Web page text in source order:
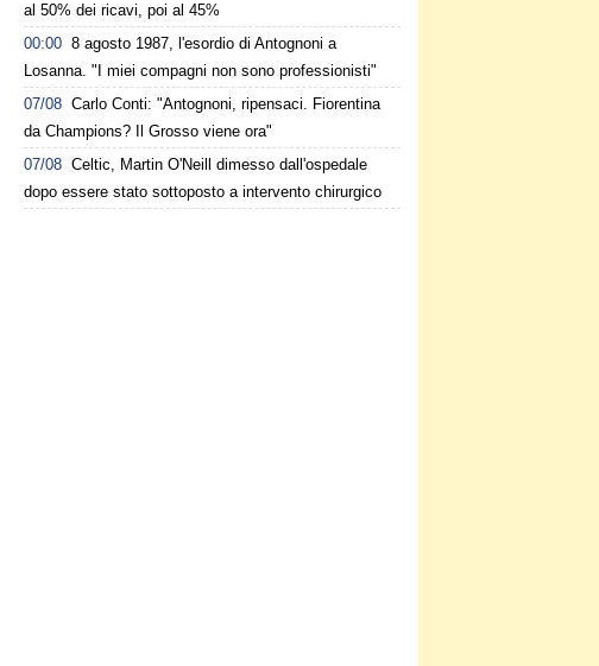
al 50% dei ricavi, poi al 45%
00:00 8 agosto 1987, l'esordio di Antognoni a
Losanna. "I miei compagni non sono professionisti"
07/08 Carlo Conti: "Antognoni, ripensaci. Fiorentina
da Champions? Il Grosso viene ora"
07/08 Celtic, Martin O'Neill dimesso dall'ospedale
dopo essere stato sottoposto a intervento chirurgico